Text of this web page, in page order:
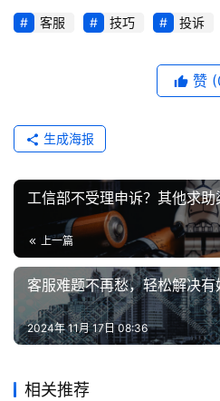
推
荐
认
证
增
业
务
客服 技巧 投诉
赞
生成海报
工信部不受理申诉？其他求助
上一篇
客服难题不再愁，轻松解决有
2024年 11月 17日 08:36
相关推荐